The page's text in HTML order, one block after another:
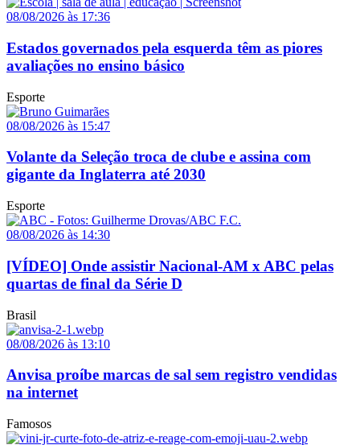
08/08/2026 às 17:36
Estados governados pela esquerda têm as piores
avaliações no ensino básico
Esporte
08/08/2026 às 15:47
Volante da Seleção troca de clube e assina com
gigante da Inglaterra até 2030
Esporte
08/08/2026 às 14:30
[VÍDEO] Onde assistir Nacional-AM x ABC pelas
quartas de final da Série D
Brasil
08/08/2026 às 13:10
Anvisa proíbe marcas de sal sem registro vendidas
na internet
Famosos